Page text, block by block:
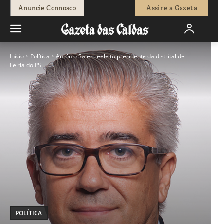
Anuncie Connosco Assine a Gazeta
Início Política
António Sales reeleito presidente da distrital de
Leiria do PS
POLÍTICA